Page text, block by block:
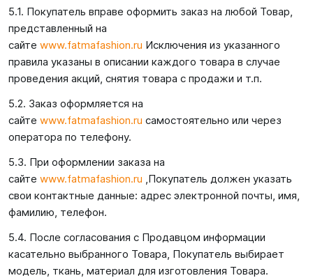
5.1. Покупатель вправе оформить заказ на любой Товар,
представленный на
сайте www.fatmafashion.ru Исключения из указанного
правила указаны в описании каждого товара в случае
проведения акций, снятия товара с продажи и т.п.
5.2. Заказ оформляется на
сайте www.fatmafashion.ru самостоятельно или через
оператора по телефону.
5.3. При оформлении заказа на
сайте www.fatmafashion.ru ,Покупатель должен указать
свои контактные данные: адрес электронной почты, имя,
фамилию, телефон.
5.4. После согласования с Продавцом информации
касательно выбранного Товара, Покупатель выбирает
модель, ткань, материал для изготовления Товара.